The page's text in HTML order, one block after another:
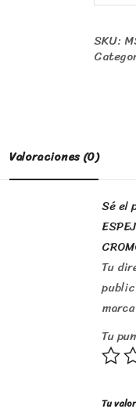
SKU:
Valoraciones (0)
Sé el
Tu
Tu
Tu